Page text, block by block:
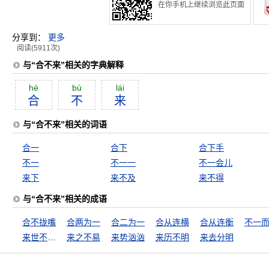
在你手机上继续浏览此页面
分享到： 更多
阅读(5911次)
与“合不来”相关的字典解释
hé
合
bù
不
lái
来
与“合不来”相关的词语
合一 合下
合下手
不一
不一一
不一会儿
来下
来不及 来不得
与“合不来”相关的成语
合不拢嘴 合两为一 合二为一 合从连横 合从连衡
不一
来之不易 来势汹汹 来历不明 来去分明